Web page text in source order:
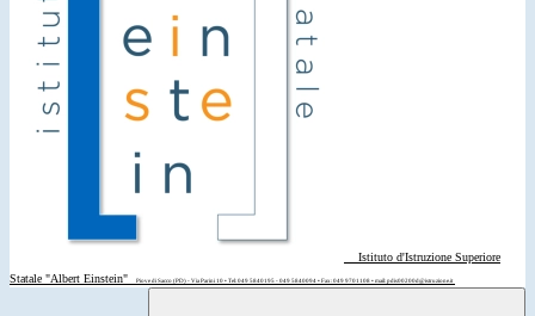
Istituto d'Istruzione Superiore
Statale "Albert Einstein"
Piove di Sacco (PD) - Via Parini 10 • Tel: 049 5840195 - 049 5840094 • Fax: 049 9701108 • mail: pdis00200d@istruzione.it